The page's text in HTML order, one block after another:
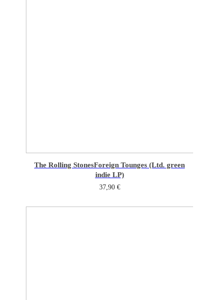
The Rolling StonesForeign Tounges (Ltd. green
indie LP)
37,90 €